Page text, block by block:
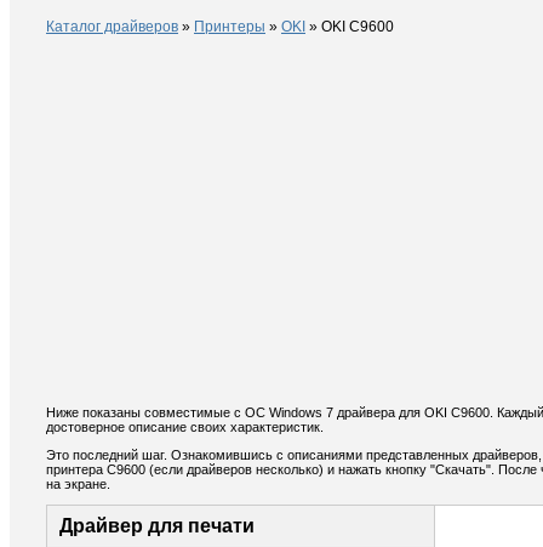
Каталог драйверов » Принтеры » OKI » OKI C9600
Ниже показаны совместимые с ОС Windows 7 драйвера для OKI C9600.
достоверное описание своих характеристик.
Это последний шаг. Ознакомившись с описаниями представленных
принтера C9600 (если драйверов несколько) и нажать кнопку "Скачать".
на экране.
Драйвер для печати